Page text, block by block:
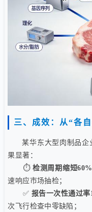
三、成效：从“各
某华东大型肉制品
果显著：
⏱️检测周期缩短60%
速响应市场抽检；
✅ 报告一次性通过率
次飞行检查中零缺陷；